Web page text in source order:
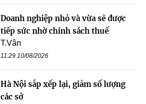
Doanh nghiệp nhỏ và vừa sẽ được
tiếp sức nhờ chính sách thuế
T.Vân
11:29 10/08/2026
Hà Nội sắp xếp lại, giảm số lượng
các sở